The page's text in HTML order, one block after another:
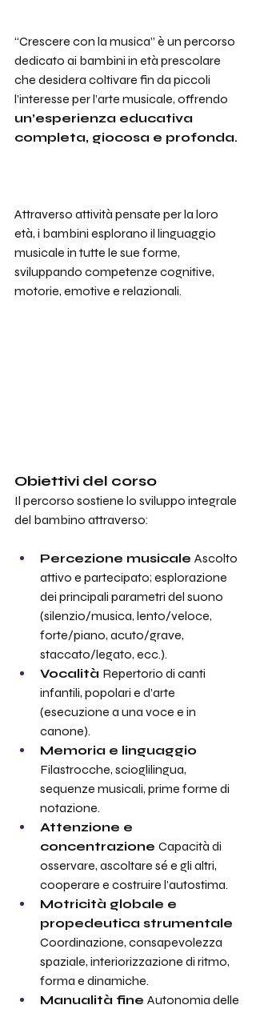
“Crescere con la musica” è un percorso
dedicato ai bambini in età prescolare
che desidera coltivare fin da piccoli
l’interesse per l’arte musicale, offrendo
un’esperienza educativa
completa, giocosa e profonda.
Attraverso attività pensate per la loro
età, i bambini esplorano il linguaggio
musicale in tutte le sue forme,
sviluppando competenze cognitive,
motorie, emotive e relazionali.
Obiettivi del corso
Il percorso sostiene lo sviluppo integrale
del bambino attraverso:
Percezione musicale Ascolto
attivo e partecipato; esplorazione
dei principali parametri del suono
(silenzio/musica, lento/veloce,
forte/piano, acuto/grave,
staccato/legato, ecc.).
Vocalità Repertorio di canti
infantili, popolari e d’arte
(esecuzione a una voce e in
canone).
Memoria e linguaggio
Filastrocche, scioglilingua,
sequenze musicali, prime forme di
notazione.
Attenzione e
concentrazione Capacità di
osservare, ascoltare sé e gli altri,
cooperare e costruire l’autostima.
Motricità globale e
propedeutica strumentale
Coordinazione, consapevolezza
spaziale, interiorizzazione di ritmo,
forma e dinamiche.
Manualità fine Autonomia delle